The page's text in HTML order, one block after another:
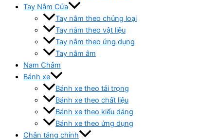
Tay Nắm Cửa
Tay nắm theo chủng loại
Tay nắm theo vật liệu
Tay nắm theo ứng dụng
Tay nắm âm
Nam Châm
Bánh xe
Bánh xe theo tải trọng
Bánh xe theo chất liệu
Bánh xe theo kiểu dáng
Bánh xe theo ứng dụng
Chân tăng chỉnh